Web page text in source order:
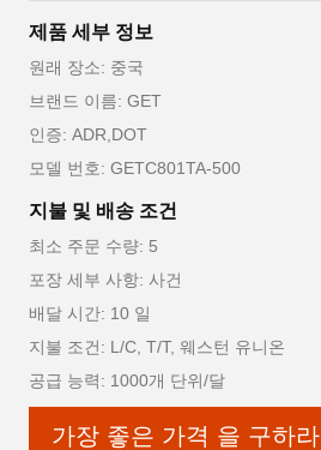
제품 세부 정보
원래 장소: 중국
브랜드 이름: GET
인증: ADR,DOT
모델 번호: GETC801TA-500
지불 및 배송 조건
최소 주문 수량: 5
포장 세부 사항: 사건
배달 시간: 10 일
지불 조건: L/C, T/T, 웨스턴 유니온
공급 능력: 1000개 단위/달
가장 좋은 가격 을 구하라